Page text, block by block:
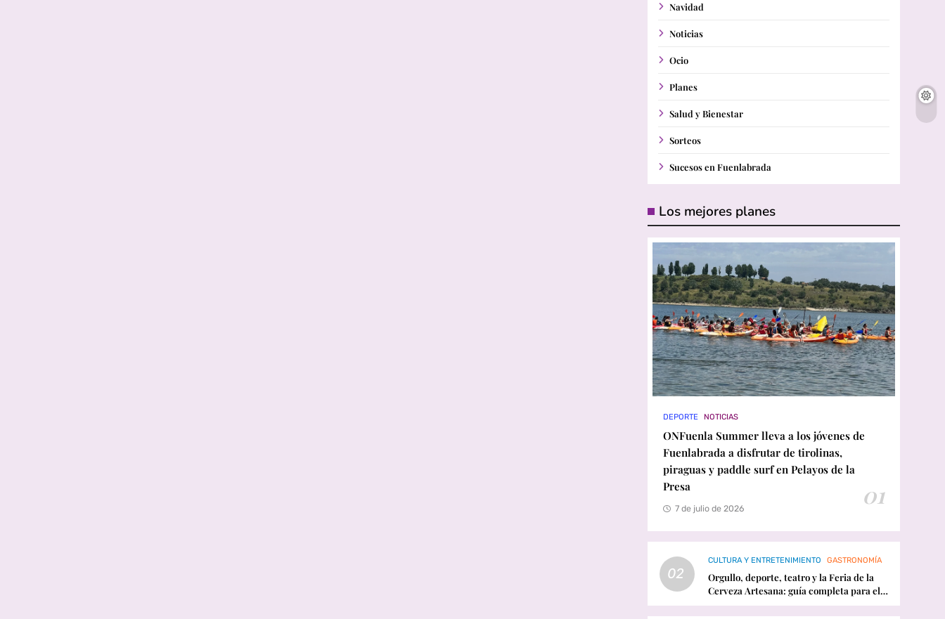
Navidad
Noticias
Ocio
Planes
Salud y Bienestar
Sorteos
Sucesos en Fuenlabrada
Los mejores planes
DEPORTE NOTICIAS
ONFuenla Summer lleva a los jóvenes de
Fuenlabrada a disfrutar de tirolinas,
piraguas y paddle surf en Pelayos de la
Presa
01
7 de julio de 2026
02
CULTURA Y ENTRETENIMIENTO GASTRONOMÍA
Orgullo, deporte, teatro y la Feria de la
Cerveza Artesana: guía completa para el
fin de semana en Fuenlabrada